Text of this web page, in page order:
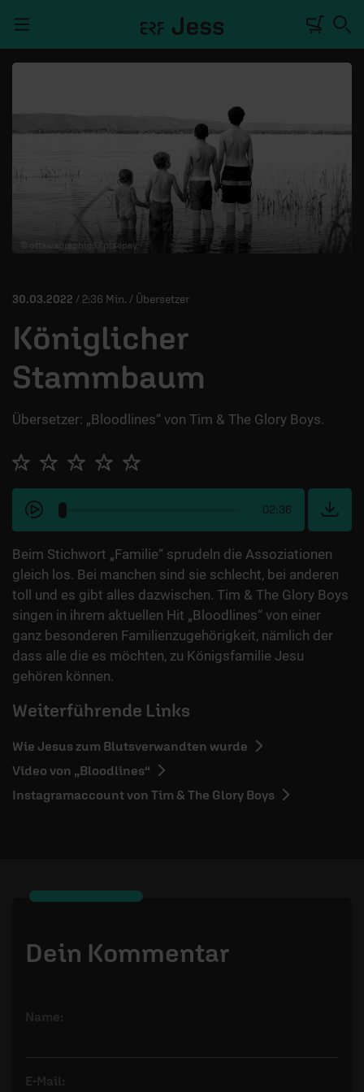
TALKWERK
MITMACHEN
ÜBER UNS
© ottawagraphics / pixapay
30.03.2022 / 2:36 Min. / Übersetzer
Königlicher
Stammbaum
Übersetzer: „Bloodlines“ von Tim & The Glory Boys.
02:36
Beim Stichwort „Familie“ sprudeln die Assoziationen
gleich los. Bei manchen sind sie schlecht, bei anderen
toll und es gibt alles dazwischen. Tim & The Glory Boys
singen in ihrem aktuellen Hit „Bloodlines“ von einer
ganz besonderen Familienzugehörigkeit, nämlich der
dass alle die es möchten, zu Königsfamilie Jesu
gehören können.
Weiterführende Links
Wie Jesus zum Blutsverwandten wurde
Video von „Bloodlines“
Instagramaccount von Tim & The Glory Boys
Dein Kommentar
Name:
E-Mail: